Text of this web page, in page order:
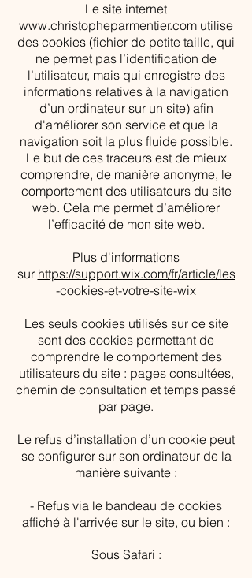
Le site internet
www.christopheparmentier.com utilise
des cookies (fichier de petite taille, qui
ne permet pas l’identification de
l’utilisateur, mais qui enregistre des
informations relatives à la navigation
d’un ordinateur sur un site) afin
d'améliorer son service et que la
navigation soit la plus fluide possible.
Le but de ces traceurs est de mieux
comprendre, de manière anonyme, le
comportement des utilisateurs du site
web. Cela me permet d’améliorer
l’efficacité de mon site web.
Plus d'informations
sur https://support.wix.com/fr/article/les
-cookies-et-votre-site-wix
Les seuls cookies utilisés sur ce site
sont des cookies permettant de
comprendre le comportement des
utilisateurs du site : pages consultées,
chemin de consultation et temps passé
par page.
Le refus d’installation d’un cookie peut
se configurer sur son ordinateur de la
manière suivante :
- Refus via le bandeau de cookies
affiché à l'arrivée sur le site, ou bien :
Sous Safari :